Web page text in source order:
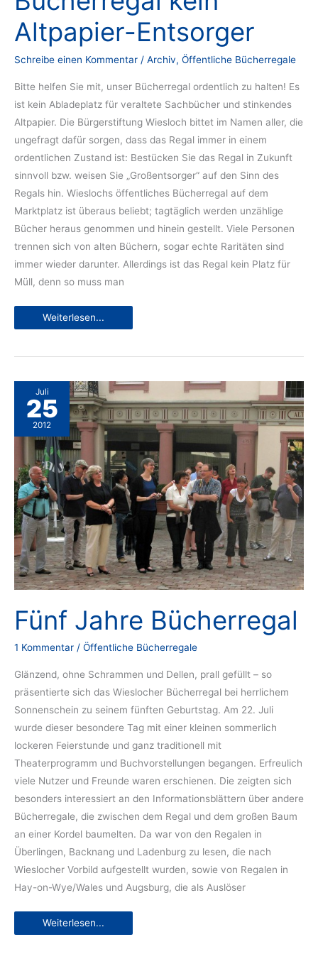
Altpapier-Entsorger
Schreibe einen Kommentar / Archiv, Öffentliche Bücherregale
Bitte helfen Sie mit, unser Bücherregal ordentlich zu halten! Es
ist kein Abladeplatz für veraltete Sachbücher und stinkendes
Altpapier. Die Bürgerstiftung Wiesloch bittet im Namen aller, die
ungefragt dafür sorgen, dass das Regal immer in einem
ordentlichen Zustand ist: Bestücken Sie das Regal in Zukunft
sinnvoll bzw. weisen Sie „Großentsorger“ auf den Sinn des
Regals hin. Wieslochs öffentliches Bücherregal auf dem
Marktplatz ist überaus beliebt; tagtäglich werden unzählige
Bücher heraus genommen und hinein gestellt. Viele Personen
trennen sich von alten Büchern, sogar echte Raritäten sind
immer wieder darunter. Allerdings ist das Regal kein Platz für
Müll, denn so muss man
Bücherregal
kein
Weiterlesen...
Juli
25
2012
Fünf Jahre Bücherregal
1 Kommentar / Öffentliche Bücherregale
Glänzend, ohne Schrammen und Dellen, prall gefüllt – so
präsentierte sich das Wieslocher Bücherregal bei herrlichem
Sonnenschein zu seinem fünften Geburtstag. Am 22. Juli
wurde dieser besondere Tag mit einer kleinen sommerlich
lockeren Feierstunde und ganz traditionell mit
Theaterprogramm und Buchvorstellungen begangen. Erfreulich
viele Nutzer und Freunde waren erschienen. Die zeigten sich
besonders interessiert an den Informationsblättern über andere
Bücherregale, die zwischen dem Regal und dem großen Baum
an einer Kordel baumelten. Da war von den Regalen in
Überlingen, Backnang und Ladenburg zu lesen, die nach
Wieslocher Vorbild aufgestellt wurden, sowie von Regalen in
Hay-on-Wye/Wales und Augsburg, die als Auslöser
Fünf
Weiterlesen...